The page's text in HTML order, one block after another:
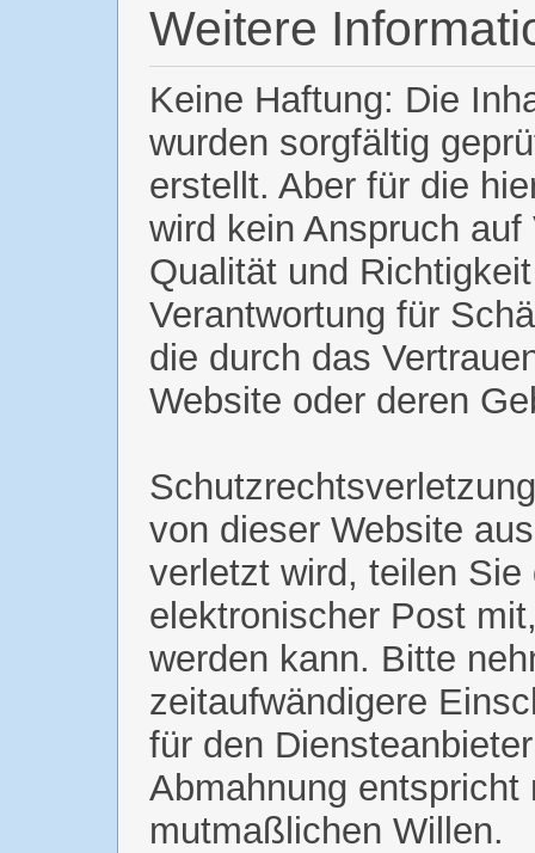
Weitere
Keine Haftung: Die
wurden sorgfältig
erstellt. Aber für die
wird kein Anspruch
Qualität und
Verantwortung für
die durch das
Website oder deren
von dieser Website
verletzt wird, teilen
elektronischer Post
werden kann. Bitte
zeitaufwändigere
für den
Abmahnung
mutmaßlichen Willen.